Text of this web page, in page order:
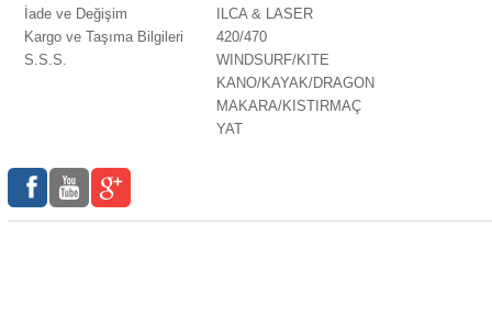
İade ve Değişim
Kargo ve Taşıma Bilgileri
S.S.S.
ILCA & LASER
420/470
WINDSURF/KITE
KANO/KAYAK/DRAGON
MAKARA/KISTIRMAÇ
YAT